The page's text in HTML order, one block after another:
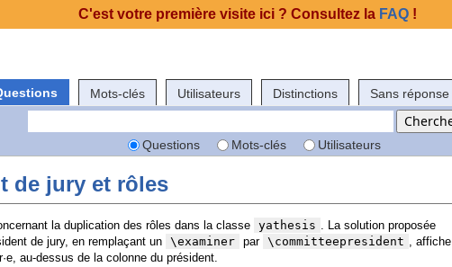
Mots-clés Utilisateurs Distinctions Sans réponse
Questions Mots-clés Utilisateurs
de jury et rôles
la duplication des rôles dans la classe yathesis . La solution proposée
de jury, en remplaçant un
\examiner par \committeepresident , affiche
au-dessus de la colonne du président.
C'est votre première visite ici ? Consultez la FAQ !